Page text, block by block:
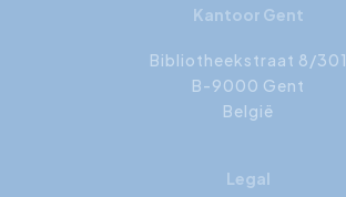
Kantoor Gent
Bibliotheekstraat 8/301
B-9000 Gent
België
Legal